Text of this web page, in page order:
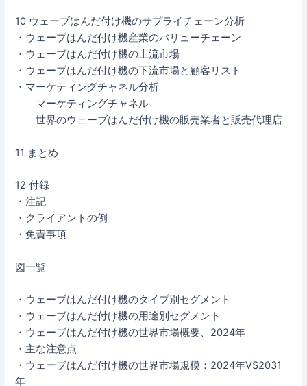
10 ウェーブはんだ付け機のサプライチェーン分析
・ウェーブはんだ付け機産業のバリューチェーン
・ウェーブはんだ付け機の上流市場
・ウェーブはんだ付け機の下流市場と顧客リスト
・マーケティングチャネル分析
マーケティングチャネル
世界のウェーブはんだ付け機の販売業者と販売代理店
11 まとめ
12 付録
・注記
・クライアントの例
・免責事項
図一覧
・ウェーブはんだ付け機のタイプ別セグメント
・ウェーブはんだ付け機の用途別セグメント
・ウェーブはんだ付け機の世界市場概要、2024年
・主な注意点
・ウェーブはんだ付け機の世界市場規模：2024年VS2031
年